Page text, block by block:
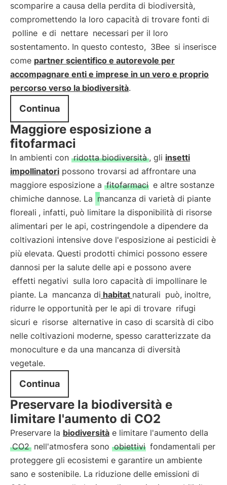
scomparire a causa della perdita di biodiversità,
compromettendo la loro capacità di trovare fonti di
polline e di nettare necessari per il loro
sostentamento. In questo contesto, 3Bee si inserisce
come partner scientifico e autorevole per
accompagnare enti e imprese in un vero e proprio
percorso verso la biodiversità.
Continua
Maggiore esposizione a
fitofarmaci
In ambienti con ridotta biodiversità , gli insetti
impollinatori possono trovarsi ad affrontare una
maggiore esposizione a fitofarmaci e altre sostanze
chimiche dannose. La mancanza di varietà di piante
floreali , infatti, può limitare la disponibilità di risorse
alimentari per le api, costringendole a dipendere da
coltivazioni intensive dove l'esposizione ai pesticidi è
più elevata. Questi prodotti chimici possono essere
dannosi per la salute delle api e possono avere
effetti negativi sulla loro capacità di impollinare le
piante. La mancanza di habitat naturali può, inoltre,
ridurre le opportunità per le api di trovare rifugi
sicuri e risorse alternative in caso di scarsità di cibo
nelle coltivazioni moderne, spesso caratterizzate da
monoculture e da una mancanza di diversità
vegetale.
Continua
Preservare la biodiversità e
limitare l'aumento di CO2
Preservare la biodiversità e limitare l'aumento della
CO2 nell'atmosfera sono obiettivi fondamentali per
proteggere gli ecosistemi e garantire un ambiente
sano e sostenibile. La riduzione delle emissioni di